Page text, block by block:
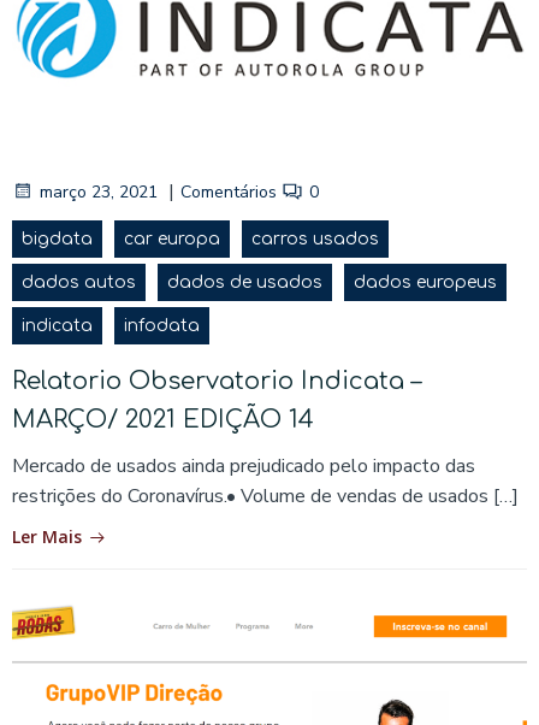
março 23, 2021 | Comentários 0
bigdata car europa carros usados
dados autos dados de usados dados europeus
indicata infodata
Relatorio Observatorio Indicata –
MARÇO/ 2021 EDIÇÃO 14
Mercado de usados ainda prejudicado pelo impacto das
restrições do Coronavírus.• Volume de vendas de usados […]
Ler Mais